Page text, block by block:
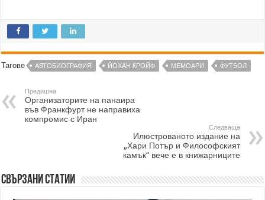
Тагове АВТОБИОГРАФИЯ ЙОХАН КРОЙФ МЕМОАРИ ФУТБОЛ
Предишна
Организаторите на панаира
във Франкфурт не направиха
компромис с Иран
Следваща
Илюстрованото издание на
„Хари Потър и Философският
камък“ вече е в книжарниците
Свързани статии